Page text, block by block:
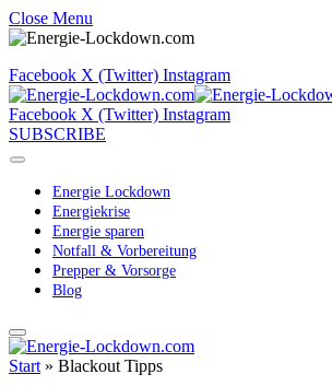
Close Menu
Facebook X (Twitter) Instagram
Facebook X (Twitter) Instagram
SUBSCRIBE
Energie Lockdown
Energiekrise
Energie sparen
Notfall & Vorbereitung
Prepper & Vorsorge
Blog
Start » Blackout Tipps